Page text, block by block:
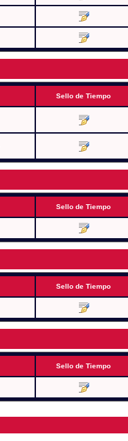
Sello de Tiempo
Sello de Tiempo
Sello de Tiempo
Sello de Tiempo